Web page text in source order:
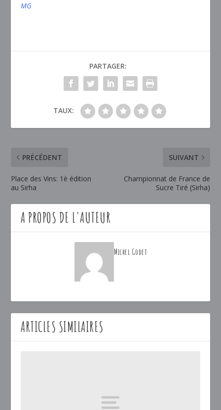
MG
PARTAGER:
TAUX:
PRÉCÉDENT
Place des Vins: 1è édition
au Sirha
SUIVANT
Championnat de France de
Sucre Tiré (Sirha)
A PROPOS DE L'AUTEUR
Michel Godet
ARTICLES SIMILAIRES